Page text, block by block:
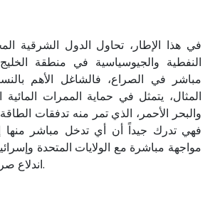
في هذا الإطار، تحاول الدول الشرقية
النفطية والجيوسياسية في منطقة
مباشر في الصراع، فالشاغل الأهم
المثال، يتمثل في حماية الممرات
والبحر الأحمر، الذي تمر منه تدفقات
فهي تدرك جيداً أن أي تدخل مباشر منها
مواجهة مباشرة مع الولايات المتحدة
اندلاع صراع شامل في المنطقة.